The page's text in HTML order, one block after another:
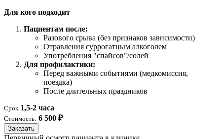
Для кого подходит
Пациентам после:
Разового срыва (без признаков зависимости)
Отравления суррогатным алкоголем
Употребления "спайсов"/солей
Для профилактики:
Перед важными событиями (медкомиссия,
поездка)
После длительных праздников
Срок 1,5-2 часа
Стоимость: 6 500 ₽
Заказать